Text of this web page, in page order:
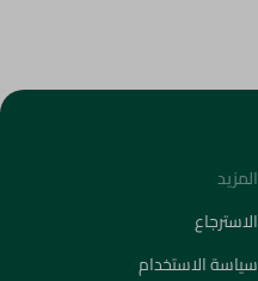
المزيد
الاسترجاع
سياسة الاستخدام